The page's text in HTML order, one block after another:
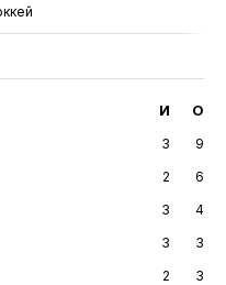
И О
3
9
2
6
3
4
3
3
2
3